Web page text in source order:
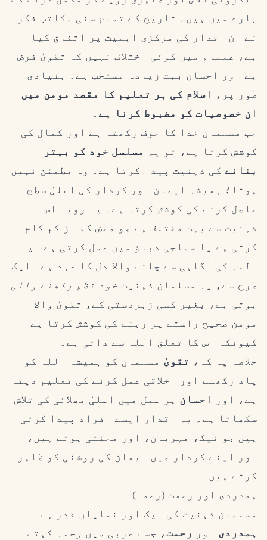
بارے میں ہیں۔ تاریخ کے تمام سنی مکاتب فکر
نے ان اقدار کی مرکزی اہمیت پر اتفاق کیا
ہے، علماء میں کوئی اختلاف نہیں کہ تقویٰ فرض
ہے اور احسان بہت زیادہ مستحب ہے۔ بنیادی
طور پر، اسلام کی ہر تعلیم کا مقصد مومن میں
ان خصوصیات کو مضبوط کرنا ہے۔
جب مسلمان خدا کا خوف رکھتا ہے اور کمال کی
کوشش کرتا ہے، تو یہ مسلسل خود کو بہتر
بنانے کی ذہنیت پیدا کرتا ہے۔ وہ مطمئن نہیں
ہوتا؛ ہمیشہ ایمان اور کردار کی اعلیٰ سطح
حاصل کرنے کی کوشش کرتا ہے۔ یہ رویہ اس
ذہنیت سے بہت مختلف ہے جو محض کم از کم کام
کرتی ہے یا سماجی دباؤ میں عمل کرتی ہے۔ یہ
اللہ کی آگاہی سے چلنے والا دل کا عہد ہے۔ ایک
طرح سے، یہ مسلمان ذہنیت خود نظم رکھنے والی
ہوتی ہے، بغیر کسی زبردستی کے، تقویٰ والا
مومن صحیح راستے پر رہنے کی کوشش کرتا ہے
کیونکہ اس کا تعلق اللہ سے ذاتی ہے۔
خلاصہ یہ کہ، تقویٰ مسلمان کو ہمیشہ اللہ کو
یاد رکھنے اور اخلاقی عمل کرنے کی تعلیم دیتا
ہے، اور
احسان ہر عمل میں اعلیٰ بھلائی کی تلاش
سکھاتا ہے۔ یہ اقدار ایسے افراد پیدا کرتی
ہیں جو نیک، مہربان، اور محنتی ہوتے ہیں،
اور اپنے کردار میں ایمان کی روشنی کو ظاہر
کرتے ہیں۔
ہمدردی اور رحمت (رحمہ)
مسلمان ذہنیت کی ایک اور نمایاں قدر ہے
ہمدردی اور رحمت، جسے عربی میں رحمہ کہتے